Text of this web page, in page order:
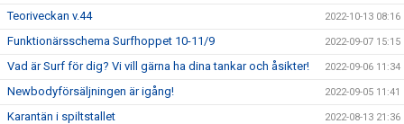
Teoriveckan v.44 2022-10-13 08:16
Funktionärsschema Surfhoppet 10-11/9 2022-09-07 15:15
Vad är Surf för dig? Vi vill gärna ha dina tankar och åsikter! 2022-09-06 11:34
Newbodyförsäljningen är igång! 2022-09-05 11:41
Karantän i spiltstallet 2022-08-13 21:36